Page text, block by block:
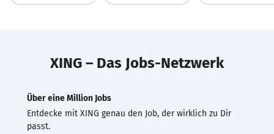
XING – Das Jobs-Netzwerk
Über eine Million Jobs
Entdecke mit XING genau den Job, der wirklich zu Dir
passt.